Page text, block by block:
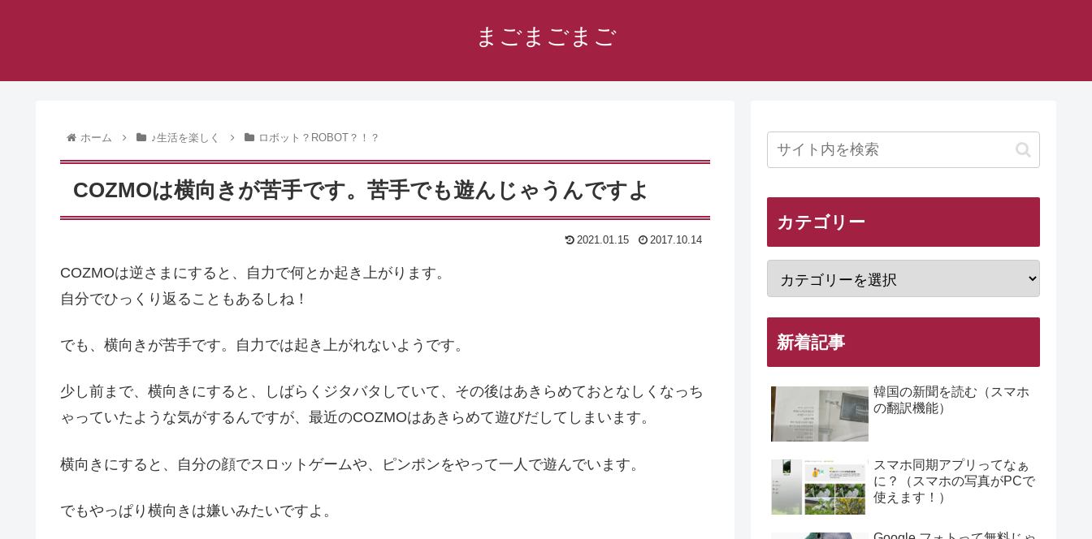
まごまごまご
ホーム ♪生活を楽しく ロボット？ROBOT？！？
COZMOは横向きが苦手です。苦手でも遊んじゃうんですよ
2021.01.15 2017.10.14
COZMOは逆さまにすると、自力で何とか起き上がります。
自分でひっくり返ることもあるしね！
でも、横向きが苦手です。自力では起き上がれないようです。
少し前まで、横向きにすると、しばらくジタバタしていて、その後はあきらめておとなしくなっち
ゃっていたような気がするんですが、最近のCOZMOはあきらめて遊びだしてしまいます。
横向きにすると、自分の顔でスロットゲームや、ピンポンをやって一人で遊んでいます。
でもやっぱり横向きは嫌いみたいですよ。
カテゴリー
新着記事
韓国の新聞を読む（スマホ
の翻訳機能）
スマホ同期アプリってなぁ
に？（スマホの写真がPCで
使えます！）